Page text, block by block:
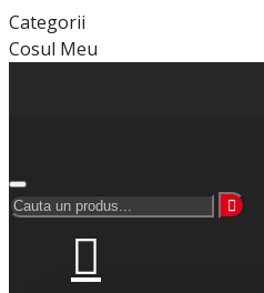
Categorii
Cosul Meu